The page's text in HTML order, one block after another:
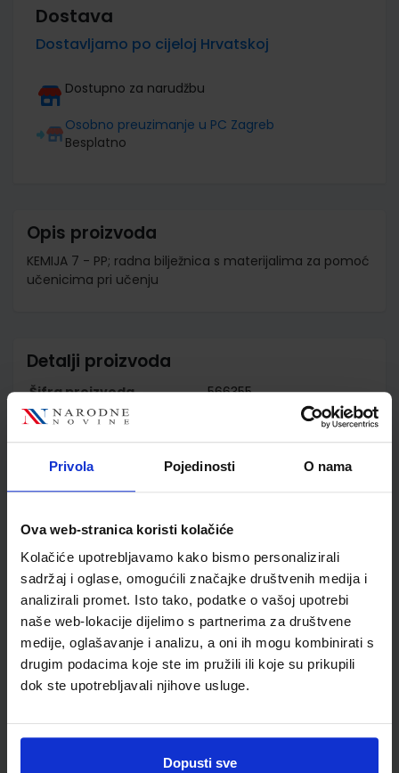
Privola Pojedinosti O nama
Ova web-stranica koristi kolačiće
Kolačiće upotrebljavamo kako bismo personalizirali
sadržaj i oglase, omogućili značajke društvenih medija i
analizirali promet. Isto tako, podatke o vašoj upotrebi
naše web-lokacije dijelimo s partnerima za društvene
medije, oglašavanje i analizu, a oni ih mogu kombinirati s
drugim podacima koje ste im pružili ili koje su prikupili
dok ste upotrebljavali njihove usluge.
Dopusti sve
Dostava
Dostavljamo po cijeloj Hrvatskoj
Dostupno za narudžbu
Osobno preuzimanje u PC Zagreb
Besplatno
Opis proizvoda
KEMIJA 7 - PP; radna bilježnica s materijalima za pomoć
učenicima pri učenju
Detalji proizvoda
Šifra proizvoda
566355
Jedinična mjera
Nakladnik
PROFIL KLETT d.o.o.
Autor
Magdić Štiglić
Školski razred
Vrsta škole
1 OSNOVNA
Nastavni predmet
KEMIJA PP